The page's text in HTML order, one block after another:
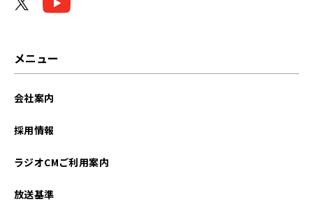
メニュー
会社案内
採用情報
ラジオCMご利用案内
放送基準